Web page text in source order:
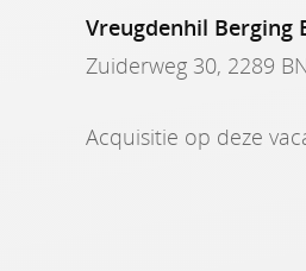
Vreugdenhil Berging
Zuiderweg 30, 2289
Acquisitie op deze